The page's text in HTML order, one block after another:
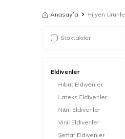
Anasayfa Hijyen
Stoktakiler
Eldivenler
Hibrit Eldivenler
Lateks Eldivenler
Nitril Eldivenler
Vinil Eldivenler
Şeffaf Eldivenler